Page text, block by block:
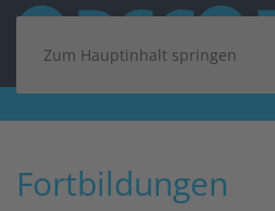
Zum Hauptinhalt springen
Fortbildungen